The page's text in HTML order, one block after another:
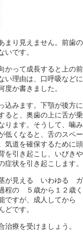
まり見えません。前歯の
です。
って成長すると上の前
い理由は、口呼吸などに
か書きました。
込みます。下顎が後方に
ると、奥歯の上に舌が乗
ります。そうして、噛み
低くなると、舌のスペー
気道を確保するために頭
を引き起こし、いびきや
状を引き起こします。
茎が見える いわゆる ガ
程の ５歳から１２歳く
ですが、成人してから
です。
療を受けましょう。